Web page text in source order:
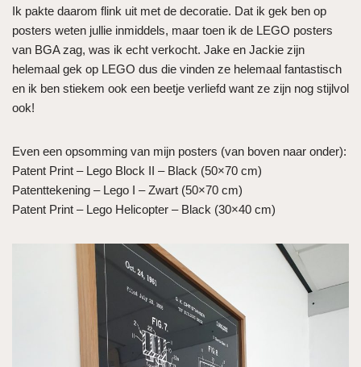
Ik pakte daarom flink uit met de decoratie. Dat ik gek ben op
posters weten jullie inmiddels, maar toen ik de LEGO posters
van BGA zag, was ik echt verkocht. Jake en Jackie zijn
helemaal gek op LEGO dus die vinden ze helemaal fantastisch
en ik ben stiekem ook een beetje verliefd want ze zijn nog stijlvol
ook!
Even een opsomming van mijn posters (van boven naar onder):
Patent Print – Lego Block II – Black (50×70 cm)
Patenttekening – Lego I – Zwart (50×70 cm)
Patent Print – Lego Helicopter – Black (30×40 cm)